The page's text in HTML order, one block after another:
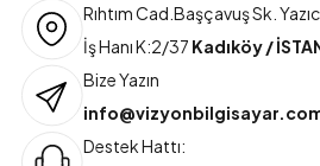
Rıhtım Cad.Başçavuş Sk.
İş Hanı K:2/37 Kadıköy /
Bize Yazın
Destek Hattı: